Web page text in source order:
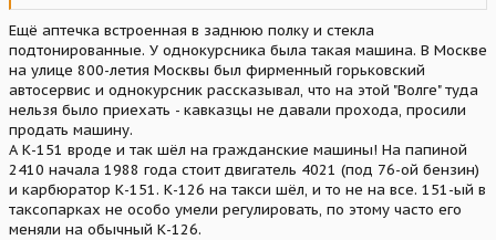
Ещё аптечка встроенная в заднюю полку и стекла
подтонированные. У однокурсника была такая машина. В Москве
на улице 800-летия Москвы был фирменный горьковский
автосервис и однокурсник рассказывал, что на этой "Волге" туда
нельзя было приехать - кавказцы не давали прохода, просили
продать машину.
А К-151 вроде и так шёл на гражданские машины! На папиной
2410 начала 1988 года стоит двигатель 4021 (под 76-ой бензин)
и карбюратор К-151. К-126 на такси шёл, и то не на все. 151-ый в
таксопарках не особо умели регулировать, по этому часто его
меняли на обычный К-126.